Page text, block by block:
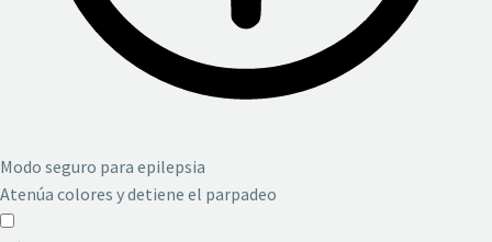
Modo seguro para epilepsia
Atenúa colores y detiene el parpadeo
Modo seguro para epilepsia